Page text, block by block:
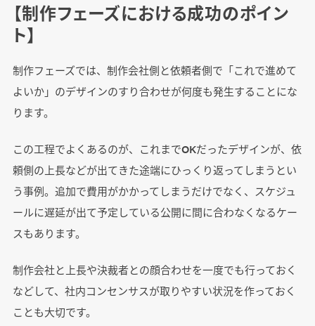
【制作フェーズにおける成功のポイン
ト】
制作フェーズでは、制作会社側と依頼者側で「これで進めて
よいか」のデザインのすり合わせが何度も発生することにな
ります。
この工程でよくあるのが、これまでOKだったデザインが、依
頼側の上長などが出てきた途端にひっくり返ってしまうとい
う事例。追加で費用がかかってしまうだけでなく、スケジュ
ールに遅延が出て予定している公開に間に合わなくなるケー
スもあります。
制作会社と上長や決裁者との顔合わせを一度でも行っておく
などして、社内コンセンサスが取りやすい状況を作っておく
ことも大切です。